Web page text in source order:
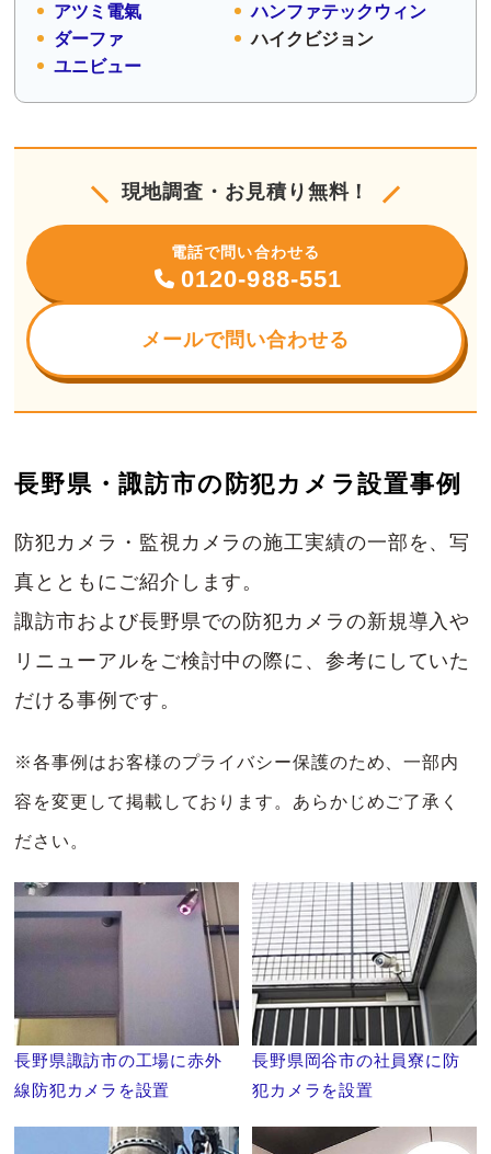
アツミ電氣
ハンファテックウィン
ダーファ
ハイクビジョン
ユニビュー
現地調査・お見積り無料！
電話で問い合わせる
0120-988-551
メールで問い合わせる
長野県・諏訪市の防犯カメラ設置事例
防犯カメラ・監視カメラの施工実績の一部を、写
真とともにご紹介します。
諏訪市および長野県での防犯カメラの新規導入や
リニューアルをご検討中の際に、参考にしていた
だける事例です。
※各事例はお客様のプライバシー保護のため、一部内
容を変更して掲載しております。あらかじめご了承く
ださい。
長野県諏訪市の工場に赤外
線防犯カメラを設置
長野県岡谷市の社員寮に防
犯カメラを設置